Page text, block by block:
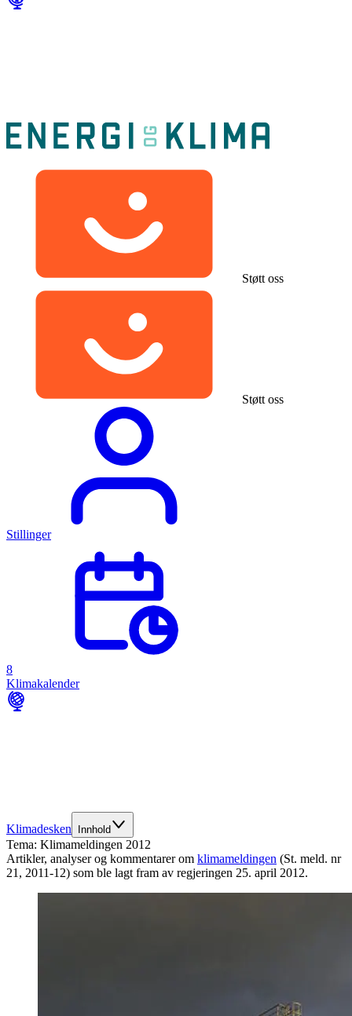
Støtt oss
Støtt oss
Stillinger
8
Klimakalender
Klimadesken Innhold
Tema: Klimameldingen 2012
Artikler, analyser og kommentarer om klimameldingen (St. meld. nr
21, 2011-12) som ble lagt fram av regjeringen 25. april 2012.